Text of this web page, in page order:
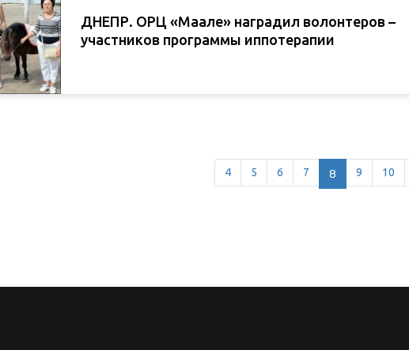
ДНЕПР. ОРЦ «Маале» наградил волонтеров –
участников программы иппотерапии
4 5 6 7 8 9 10